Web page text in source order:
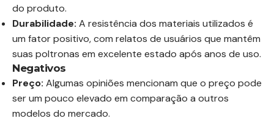
do produto.
Durabilidade: A resistência dos materiais utilizados é
um fator positivo, com relatos de usuários que mantêm
suas poltronas em excelente estado após anos de uso.
Negativos
Preço: Algumas opiniões mencionam que o preço pode
ser um pouco elevado em comparação a outros
modelos do mercado.